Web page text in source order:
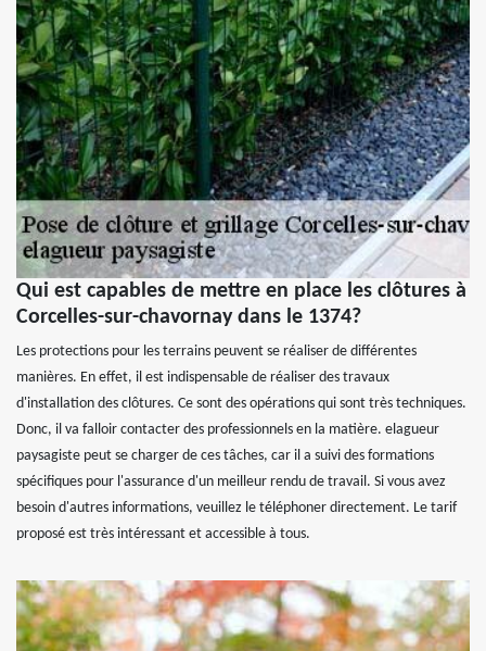
Qui est capables de mettre en place les clôtures à
Corcelles-sur-chavornay dans le 1374?
Les protections pour les terrains peuvent se réaliser de différentes
manières. En effet, il est indispensable de réaliser des travaux
d'installation des clôtures. Ce sont des opérations qui sont très techniques.
Donc, il va falloir contacter des professionnels en la matière. elagueur
paysagiste peut se charger de ces tâches, car il a suivi des formations
spécifiques pour l'assurance d'un meilleur rendu de travail. Si vous avez
besoin d'autres informations, veuillez le téléphoner directement. Le tarif
proposé est très intéressant et accessible à tous.